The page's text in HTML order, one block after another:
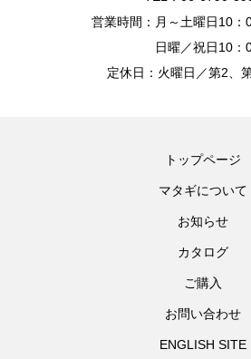
営業時間：月～土曜日10：
日曜／祝日10：00
定休日：火曜日／第2、
トップページ
マタギについて
お知らせ
カタログ
ご購入
お問い合わせ
ENGLISH SITE